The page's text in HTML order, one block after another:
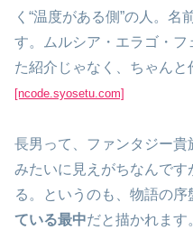
く“温度がある側”の人。名
す。ムルシア・エラゴ・
た紹介じゃなく、ちゃんと
[ncode.syosetu.com]
長男って、ファンタジー貴
みたいに見えがちなんで
る。というのも、物語の序
ている最中だと描かれます